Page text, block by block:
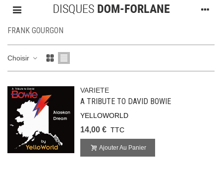
FRANK GOURGON
Choisir
VARIETE
A TRIBUTE TO DAVID BOWIE
YELLOWORLD
14,00 € TTC
Ajouter Au Panier